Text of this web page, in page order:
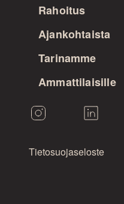
Rahoitus
Ajankohtaista
Tarinamme
Ammattilaisille
Tietosuojaseloste